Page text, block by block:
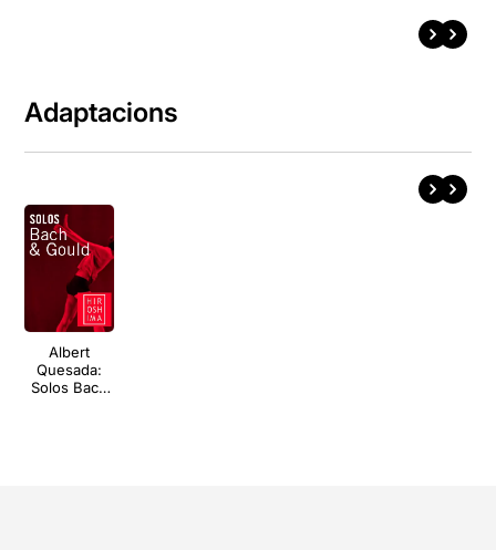
Adaptacions
Albert
Quesada:
Solos Bach